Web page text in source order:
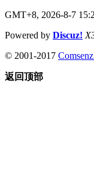
GMT+8, 2026-8-7
Powered by Discuz!
© 2001-2017
返回顶部